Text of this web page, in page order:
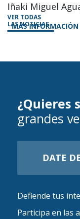
Iñaki Miguel
MÁS INFORMACIÓN
VER TODAS
LAS NOTICIAS
¿Quieres
grandes
DATE
Defiende tus
Participa en las